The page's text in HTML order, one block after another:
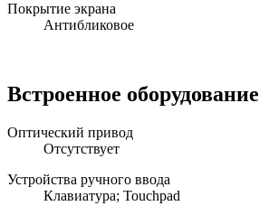
Покрытие экрана
Антибликовое
Встроенное оборудование
Оптический привод
Отсутствует
Устройства ручного ввода
Клавиатура; Touchpad